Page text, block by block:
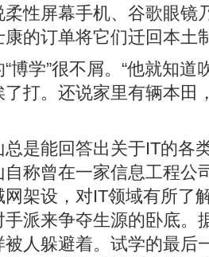
性屏幕手机、谷歌眼镜
康的订单将它们迁回本土
博学”很不屑。“他就知
打。还说家里有辆本田
是能回答出关于IT的各
称曾在一家信息工程公
架设，对IT领域有所了
派来争夺生源的卧底。
人躲避着。试学的最后